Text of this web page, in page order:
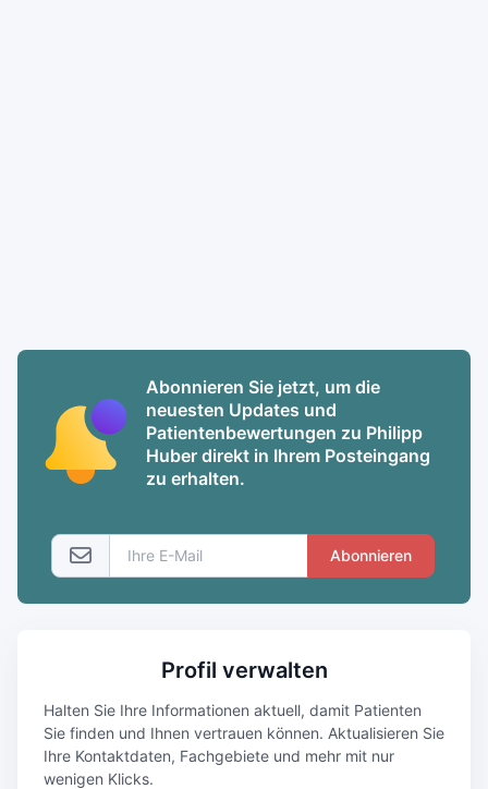
Abonnieren Sie jetzt, um die
neuesten Updates und
Patientenbewertungen zu Philipp
Huber direkt in Ihrem Posteingang
zu erhalten.
Abonnieren
Profil verwalten
Halten Sie Ihre Informationen aktuell, damit Patienten
Sie finden und Ihnen vertrauen können. Aktualisieren Sie
Ihre Kontaktdaten, Fachgebiete und mehr mit nur
wenigen Klicks.